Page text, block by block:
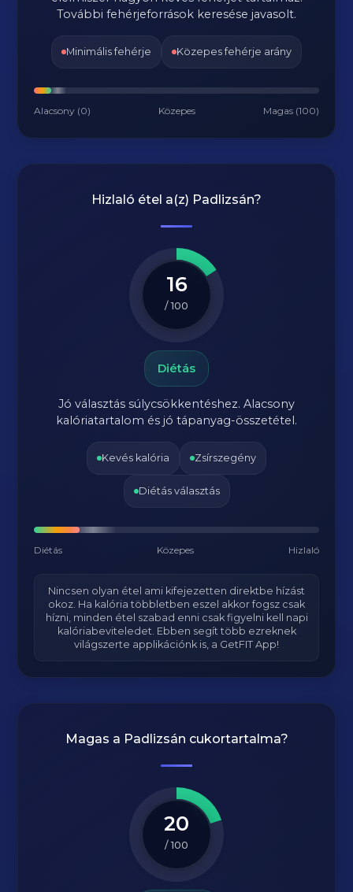
További fehérjeforrások keresése javasolt.
Minimális fehérje Közepes fehérje arány
Alacsony (0) Közepes Magas (100)
Hizlaló étel a(z) Padlizsán?
16
/ 100
Diétás
Jó választás súlycsökkentéshez. Alacsony
kalóriatartalom és jó tápanyag-összetétel.
Kevés kalória Zsírszegény
Diétás választás
Diétás Közepes Hizlaló
Nincsen olyan étel ami kifejezetten direktbe hízást
okoz. Ha kalória többletben eszel akkor fogsz csak
hízni, minden étel szabad enni csak figyelni kell napi
kalóriabeviteledet. Ebben segít több ezreknek
világszerte applikációnk is, a GetFIT App!
Magas a Padlizsán cukortartalma?
20
/ 100